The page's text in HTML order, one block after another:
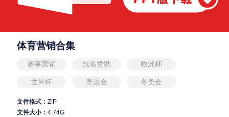
体育营销合集
赛事营销 冠名赞助 欧洲杯
世界杯 奥运会 冬奥会
文件格式：ZIP
文件大小：4.74G